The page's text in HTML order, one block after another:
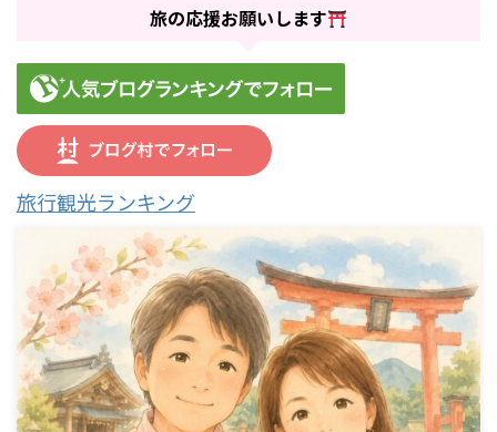
旅の応援お願いします
旅行観光ランキング